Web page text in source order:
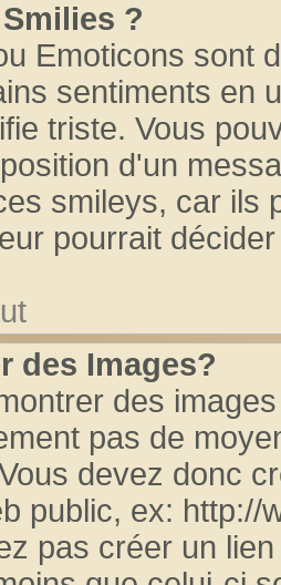
?
Emoticons sont
sentiments en
triste. Vous
d'un
smileys, car ils
pourrait
des Images?
des
pas de
devez donc
public, ex: http://
pas créer un